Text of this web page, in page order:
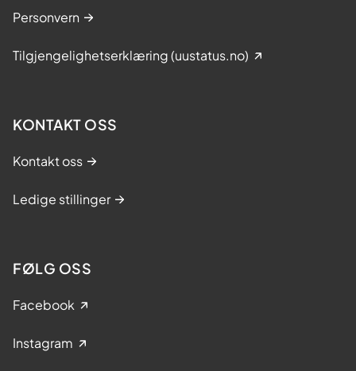
Personvern
Tilgjengelighetserklæring (uustatus.no)
KONTAKT OSS
Kontakt oss
Ledige stillinger
FØLG OSS
Facebook
Instagram